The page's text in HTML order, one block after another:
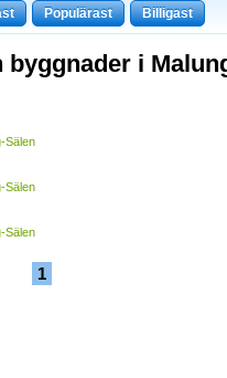
Populärast Billigast
i
Sälen
Sälen
Sälen
1